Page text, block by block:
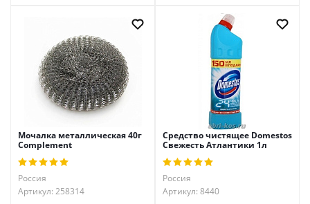
Мочалка металлическая 40г
Complement
Россия
Артикул: 258314
Средство чистящее Domestos
Свежесть Атлантики 1л
Россия
Артикул: 8440